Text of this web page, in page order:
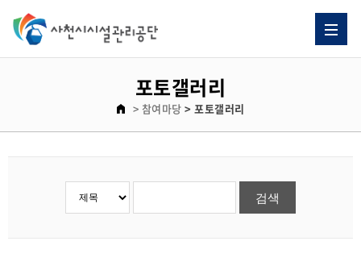
포토갤러리
> 참여마당 > 포토갤러리